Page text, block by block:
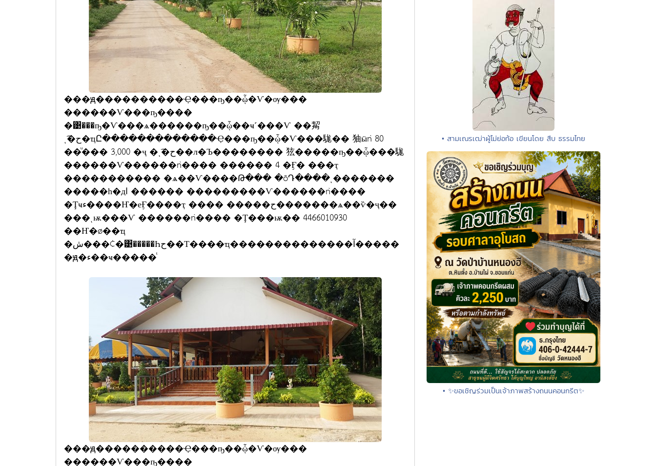
���ԭ����������Ҿ���ҧ��ᾧ�Ѵ�ѹ���
������Ѵ���ҧ����
�͹���ҧ�Ѵ���ѧ������ҧ��ᾧ��ҹ˹���Ѵ ��觢
ͺ͡�ح�ҵԸ�������������Ҿ���ҧ��ᾧ�Ѵ���駹�� 㹨ӹǹ 80
��ͧ��� 3,000 �ҷ �ͺ͡�ح��л�Ъ�������� 㹡�����ҧ��ᾧ���駹
������Ѵ������ǹ���� ������ 4 �Ӻ� ���ҭ
����������� �ѧ��Ѵ����Թ��� �õԴ����ͺ�������
�����һ�дا ������ ���������Ѵ������ǹ����
�Ţҹء����Ҥ�еӺ����ҭ ���� �����ح�������ѧ��ѷ�ҷ��
���ͺѭ���Ѵ ������ǹ���� �Ţ���ѭ�� 4466010930
��Ҥ�ø��ҵ
�ش���¢�͹�����Һح��Т����ҵ��������������آ�����
�ԭ�ء��ҹ�����ͭ
���ԭ����������Ҿ���ҧ��ᾧ�Ѵ�ѹ���
������Ѵ���ҧ����
• สามเณรเฒ่าผู้ไม่ย่อท้อ เขียนโดย สืบ ธรรมไทย
• ✨ขอเชิญร่วมเป็นเจ้าภาพสร้างถนนคอนกรีต✨